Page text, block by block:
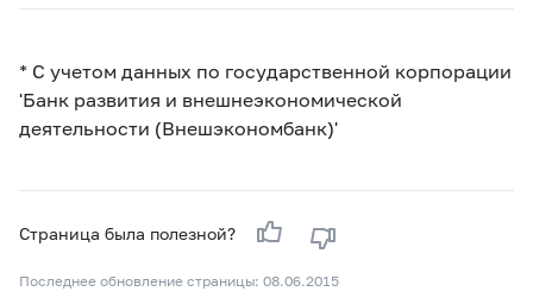
* С учетом данных по государственной корпорации
'Банк развития и внешнеэкономической
деятельности (Внешэкономбанк)'
Страница была полезной?
Последнее обновление страницы: 08.06.2015